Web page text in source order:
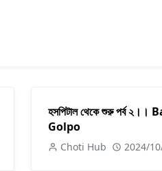
হসপিটাল থেকে শুরু পর্ব
Golpo
Choti Hub 2024/